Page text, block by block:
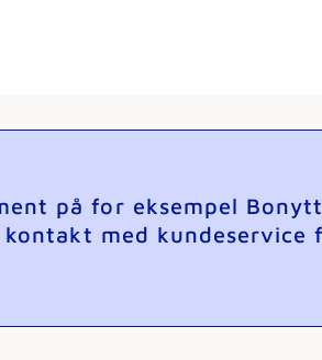
på for eksempel
med kundeservice